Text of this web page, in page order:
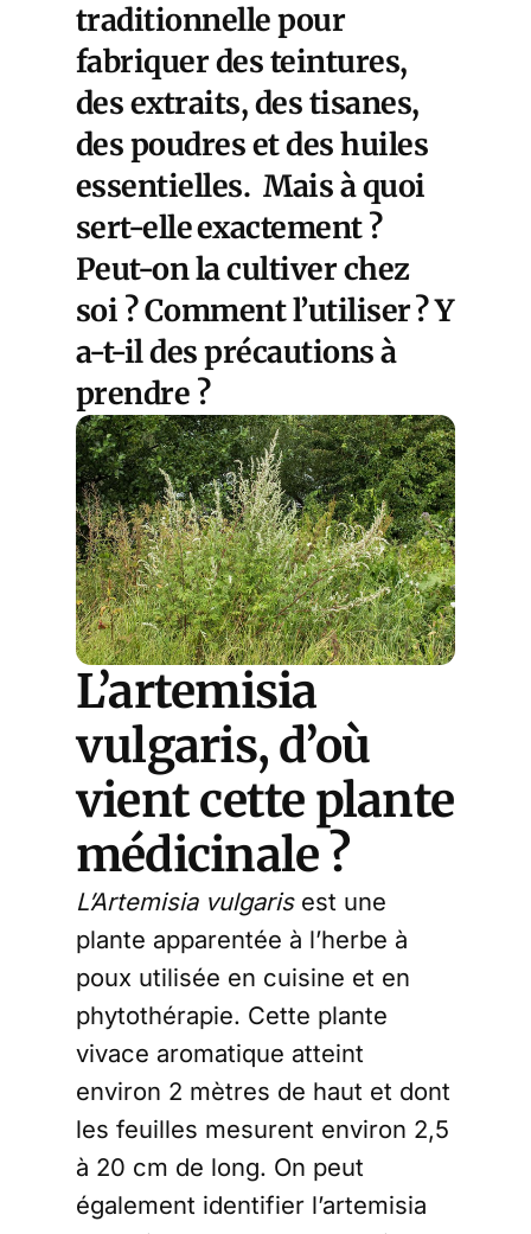
traditionnelle pour
fabriquer des teintures,
des extraits, des tisanes,
des poudres et des huiles
essentielles. Mais à quoi
sert-elle exactement ?
Peut-on la cultiver chez
soi ? Comment l’utiliser ? Y
a-t-il des précautions à
prendre ?
L’artemisia
vulgaris, d’où
vient cette plante
médicinale ?
L’Artemisia vulgaris est une
plante apparentée à l’herbe à
poux utilisée en cuisine et en
phytothérapie. Cette plante
vivace aromatique atteint
environ 2 mètres de haut et dont
les feuilles mesurent environ 2,5
à 20 cm de long. On peut
également identifier l’artemisia